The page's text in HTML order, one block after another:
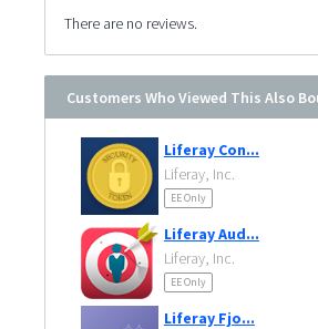
There are no reviews.
Customers Who Viewed This Also
Liferay Con...
Liferay, Inc.
EE Only
Liferay Aud...
Liferay, Inc.
EE Only
Liferay Fjo...